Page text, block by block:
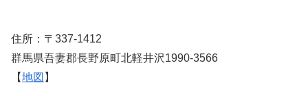
住所：〒337-1412
群馬県吾妻郡長野原町北軽井沢1990-3566
【地図 】